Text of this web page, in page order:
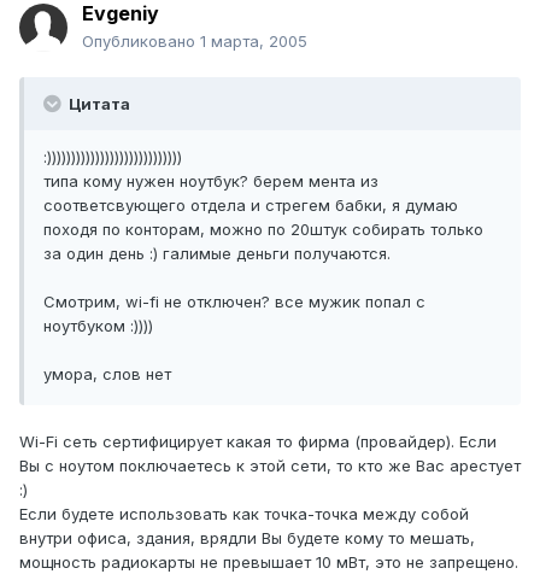
Evgeniy
Опубликовано 1 марта, 2005
Цитата
:))))))))))))))))))))))))))))
типа кому нужен ноутбук? берем мента из
соответсвующего отдела и стрегем бабки, я думаю
походя по конторам, можно по 20штук собирать только
за один день :) галимые деньги получаются.
Смотрим, wi-fi не отключен? все мужик попал с
ноутбуком :))))
умора, слов нет
Wi-Fi сеть сертифицирует какая то фирма (провайдер). Если
Вы с ноутом поключаетесь к этой сети, то кто же Вас арестует
:)
Если будете использовать как точка-точка между собой
внутри офиса, здания, врядли Вы будете кому то мешать,
мощность радиокарты не превышает 10 мВт, это не запрещено.